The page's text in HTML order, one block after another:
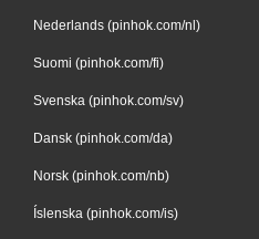
Nederlands (pinhok.com/nl)
Suomi (pinhok.com/fi)
Svenska (pinhok.com/sv)
Dansk (pinhok.com/da)
Norsk (pinhok.com/nb)
Íslenska (pinhok.com/is)